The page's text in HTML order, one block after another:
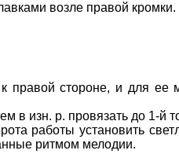
возле правой кромки.
стороне, и для
в изн. р. провязать до 1-й
работы установить
ритмом мелодии.